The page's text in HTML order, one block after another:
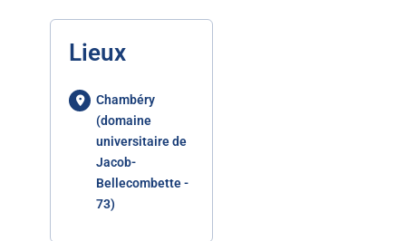
Lieux
Chambéry
(domaine
universitaire de
Jacob-
Bellecombette -
73)